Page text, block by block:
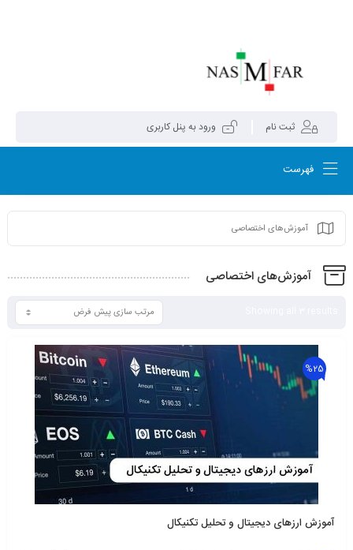
ثبت نام ورود به پنل کاربری
فهرست
آموزش‌های اختصاصی
آموزش‌های اختصاصی
%25
آموزش ارزهای دیجیتال و تحلیل تکنیکال